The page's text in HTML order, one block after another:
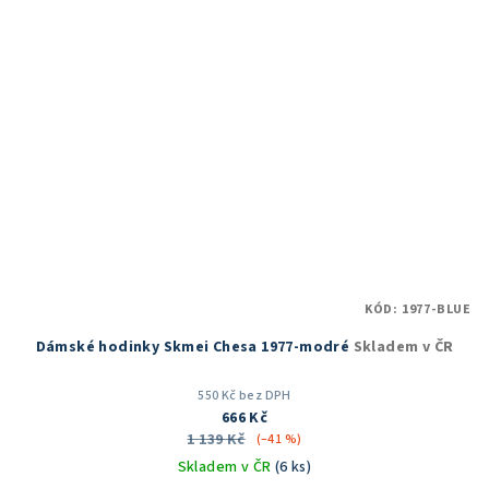
Dámské hodinky Skmei Chesa 1977-modré Skladem v ČR
550 Kč bez DPH
666 Kč
1 139 Kč
(–41 %)
Skladem v ČR (6 ks)
KÓD: 1977-BLUE